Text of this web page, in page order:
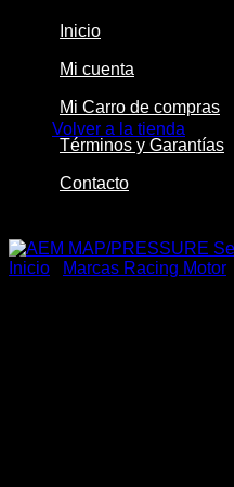
Volver a la tienda
Inicio
Mi cuenta
Mi Carro de compras
Términos y Garantías
Contacto
Inicio Marcas Racing Motor